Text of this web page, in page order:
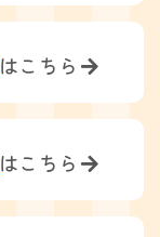
はこちら
はこちら